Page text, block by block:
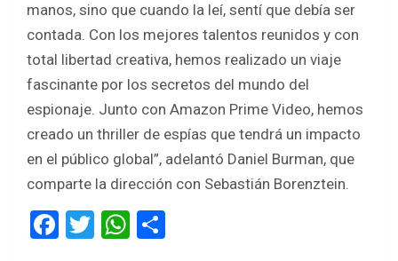
manos, sino que cuando la leí, sentí que debía ser
contada. Con los mejores talentos reunidos y con
total libertad creativa, hemos realizado un viaje
fascinante por los secretos del mundo del
espionaje. Junto con Amazon Prime Video, hemos
creado un thriller de espías que tendrá un impacto
en el público global”, adelantó Daniel Burman, que
comparte la dirección con Sebastián Borenztein.
F
T
W